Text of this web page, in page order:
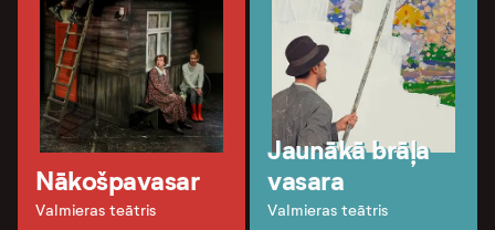
Nākošpavasar
Valmieras teātris
Jaunākā brāļa
vasara
Valmieras teātris